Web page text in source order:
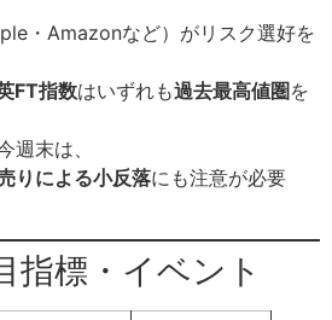
・Amazonなど）がリスク選好を
FT指数はいずれも過去最高値圏 を
週末は、
りによる小反落にも注意が必要
指標・イベント